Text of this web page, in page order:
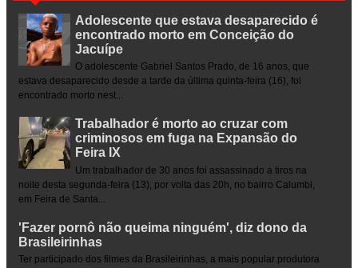
Adolescente que estava desaparecido é
encontrado morto em Conceição do
Jacuípe
O adolescente Gabriel Santos Prado, de 16 anos, que
estava desaparecido desde a tarde da última quinta-feira (16), foi
encontrado morto nest...
Trabalhador é morto ao cruzar com
criminosos em fuga na Expansão do
Feira IX
Um trabalhador de 30 anos foi assassinado a tiros na
noite desta segunda-feira (13), por volta das 20h, no bairro Calumbi,
em Feira de Santa...
'Fazer pornô não queima ninguém', diz dono da
Brasileirinhas
Ter participado dos filmes da Brasileirinhas, a mais popular produtora